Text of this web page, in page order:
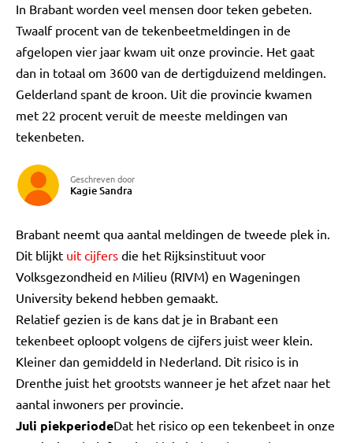
In Brabant worden veel mensen door teken gebeten.
Twaalf procent van de tekenbeetmeldingen in de
afgelopen vier jaar kwam uit onze provincie. Het gaat
dan in totaal om 3600 van de dertigduizend meldingen.
Gelderland spant de kroon. Uit die provincie kwamen
met 22 procent veruit de meeste meldingen van
tekenbeten.
Geschreven door
Kagie Sandra
Brabant neemt qua aantal meldingen de tweede plek in.
Dit blijkt uit cijfers die het Rijksinstituut voor
Volksgezondheid en Milieu (RIVM) en Wageningen
University bekend hebben gemaakt.
Relatief gezien is de kans dat je in Brabant een
tekenbeet oploopt volgens de cijfers juist weer klein.
Kleiner dan gemiddeld in Nederland. Dit risico is in
Drenthe juist het grootsts wanneer je het afzet naar het
aantal inwoners per provincie.
Juli piekperiodeDat het risico op een tekenbeet in onze